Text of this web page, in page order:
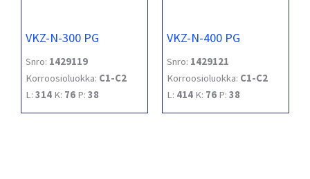
VKZ-N-300 PG
Snro: 1429119
Korroosioluokka: C1-C2
L: 314 K: 76 P: 38
VKZ-N-400 PG
Snro: 1429121
Korroosioluokka: C1-C2
L: 414 K: 76 P: 38